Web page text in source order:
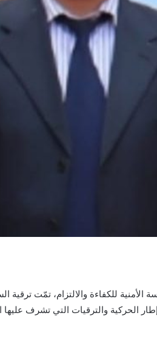
للكفاءة والالتزام، تمّت ترقية
والترقيات التي تشرف عليها